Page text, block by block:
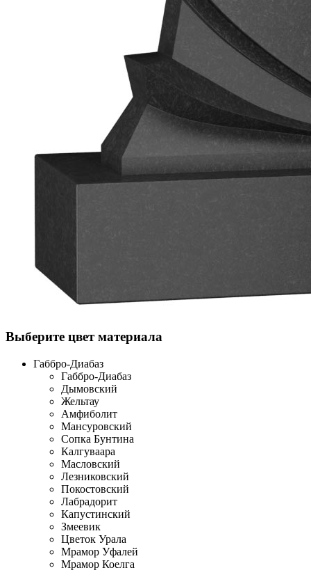
Выберите цвет материала
Габбро-Диабаз
Габбро-Диабаз
Дымовский
Жельтау
Амфиболит
Мансуровский
Сопка Бунтина
Калгуваара
Масловский
Лезниковский
Покостовский
Лабрадорит
Капустинский
Змеевик
Цветок Урала
Мрамор Уфалей
Мрамор Коелга